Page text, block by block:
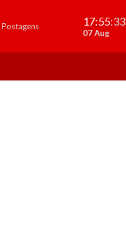
Postagens 17:55:33
07 Aug